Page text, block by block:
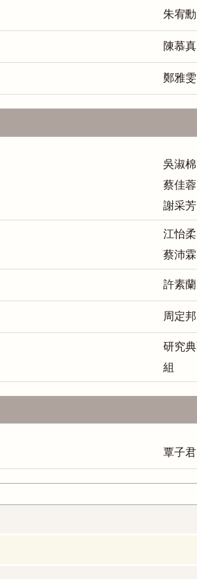
朱宥勳
陳慕真
鄭雅雯
吳淑
蔡佳
謝采芳
江怡
蔡沛霖
許素蘭
周定邦
研究
組
覃子君